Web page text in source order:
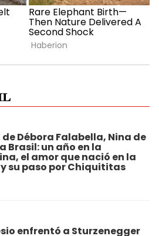
de Débora Falabella, Nina de
Brasil: un año en la
el amor que nació en la
su paso por Chiquititas
enfrentó a Sturzenegger